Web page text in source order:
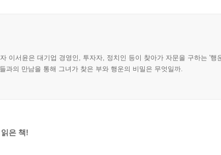
이서윤은 대기업 경영인, 투자자, 정치인 등이 찾아가 자문을 구하는 '행
과의 만남을 통해 그녀가 찾은 부와 행운의 비밀은 무엇일까.
은 책!